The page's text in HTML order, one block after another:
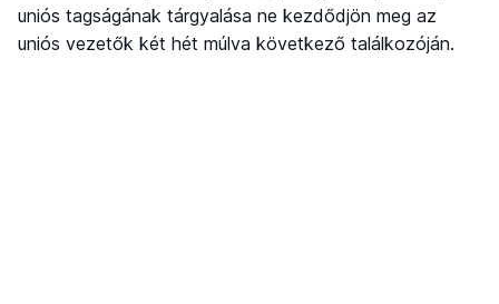
uniós tagságának tárgyalása ne kezdődjön meg az
uniós vezetők két hét múlva következő találkozóján.